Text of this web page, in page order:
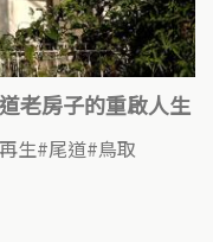
老房子的重啟人生
生 尾道 鳥取